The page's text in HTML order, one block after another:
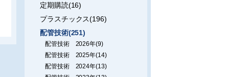
定期購読(16)
プラスチックス(196)
配管技術(251)
配管技術 2026年(9)
配管技術 2025年(14)
配管技術 2024年(13)